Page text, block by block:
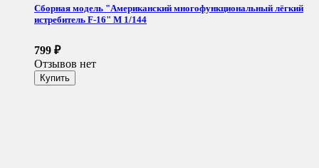
Сборная модель "Американский многофункциональный лёгкий
истребитель F-16" М 1/144
799 ₽
Отзывов нет